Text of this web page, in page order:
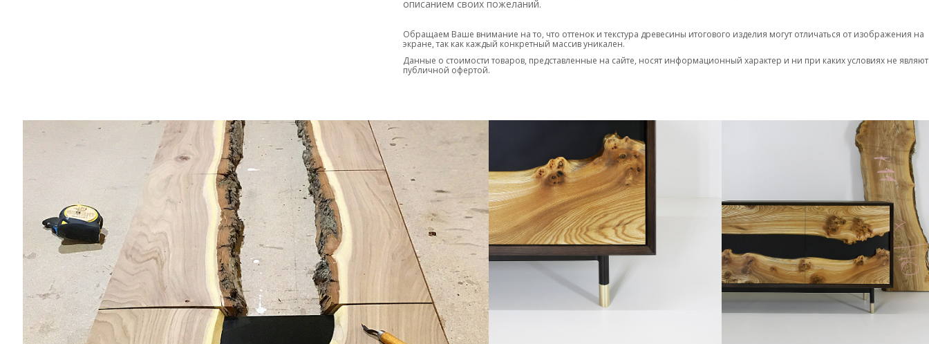
описанием своих пожеланий.
Обращаем Ваше внимание на то, что оттенок и текстура древесины итогового изделия могут отличаться от изображения на
экране, так как каждый конкретный массив уникален.
Данные о стоимости товаров, представленные на сайте, носят информационный характер и ни при каких условиях не
публичной офертой.